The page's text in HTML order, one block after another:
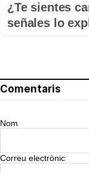
¿Te sientes
señales lo
Comentaris
Nom
Correu electrònic